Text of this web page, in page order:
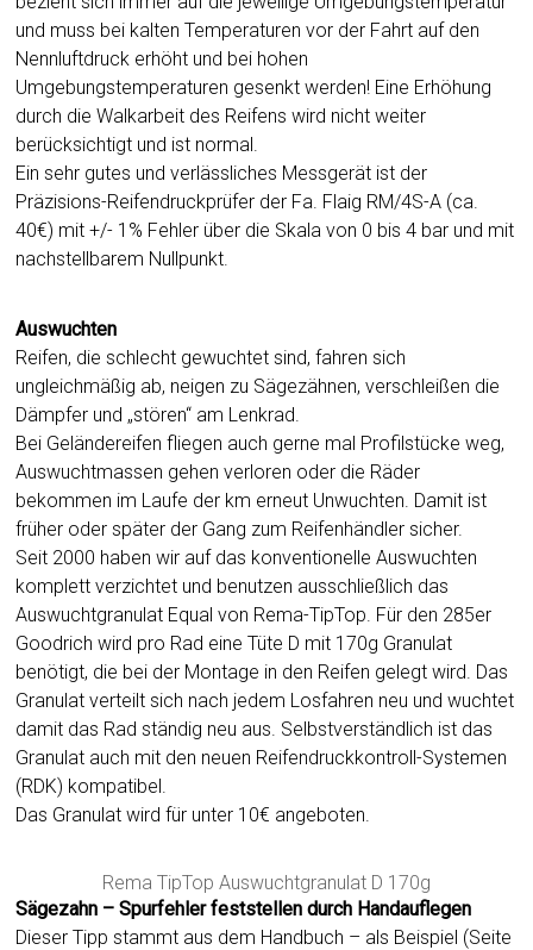
und muss bei kalten Temperaturen vor der Fahrt auf den
Nennluftdruck erhöht und bei hohen
Umgebungstemperaturen gesenkt werden! Eine Erhöhung
durch die Walkarbeit des Reifens wird nicht weiter
berücksichtigt und ist normal.
Ein sehr gutes und verlässliches Messgerät ist der
Präzisions-Reifendruckprüfer der Fa. Flaig RM/4S-A (ca.
40€) mit +/- 1% Fehler über die Skala von 0 bis 4 bar und mit
nachstellbarem Nullpunkt.
Auswuchten
Reifen, die schlecht gewuchtet sind, fahren sich
ungleichmäßig ab, neigen zu Sägezähnen, verschleißen die
Dämpfer und „stören“ am Lenkrad.
Bei Geländereifen fliegen auch gerne mal Profilstücke weg,
Auswuchtmassen gehen verloren oder die Räder
bekommen im Laufe der km erneut Unwuchten. Damit ist
früher oder später der Gang zum Reifenhändler sicher.
Seit 2000 haben wir auf das konventionelle Auswuchten
komplett verzichtet und benutzen ausschließlich das
Auswuchtgranulat Equal von Rema-TipTop. Für den 285er
Goodrich wird pro Rad eine Tüte D mit 170g Granulat
benötigt, die bei der Montage in den Reifen gelegt wird. Das
Granulat verteilt sich nach jedem Losfahren neu und wuchtet
damit das Rad ständig neu aus. Selbstverständlich ist das
Granulat auch mit den neuen Reifendruckkontroll-Systemen
(RDK) kompatibel.
Das Granulat wird für unter 10€ angeboten.
Rema TipTop Auswuchtgranulat D 170g
Sägezahn – Spurfehler feststellen durch Handauflegen
Dieser Tipp stammt aus dem Handbuch – als Beispiel (Seite